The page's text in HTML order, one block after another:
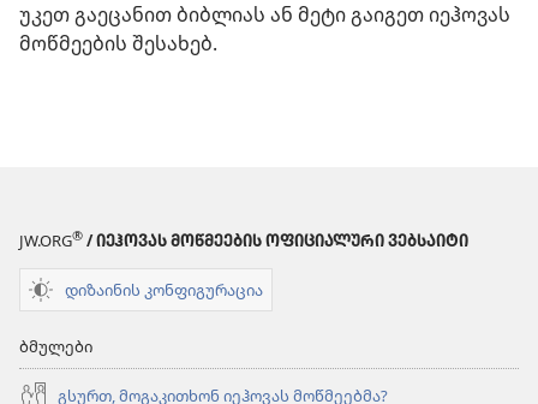
უკეთ გაეცანით ბიბლიას ან მეტი გაიგეთ იეჰოვას
მოწმეების შესახებ.
JW.ORG® / ᲘᲔᲰᲝᲕᲐᲡ ᲛᲝᲬᲛᲔᲔᲑᲘᲡ ᲝᲤᲘᲪᲘᲐᲚᲣᲠᲘ ᲕᲔᲑᲡᲐᲘᲢᲘ
დიზაინის კონფიგურაცია
ბმულები
გსურთ, მოგაკითხონ იეჰოვას მოწმეებმა?